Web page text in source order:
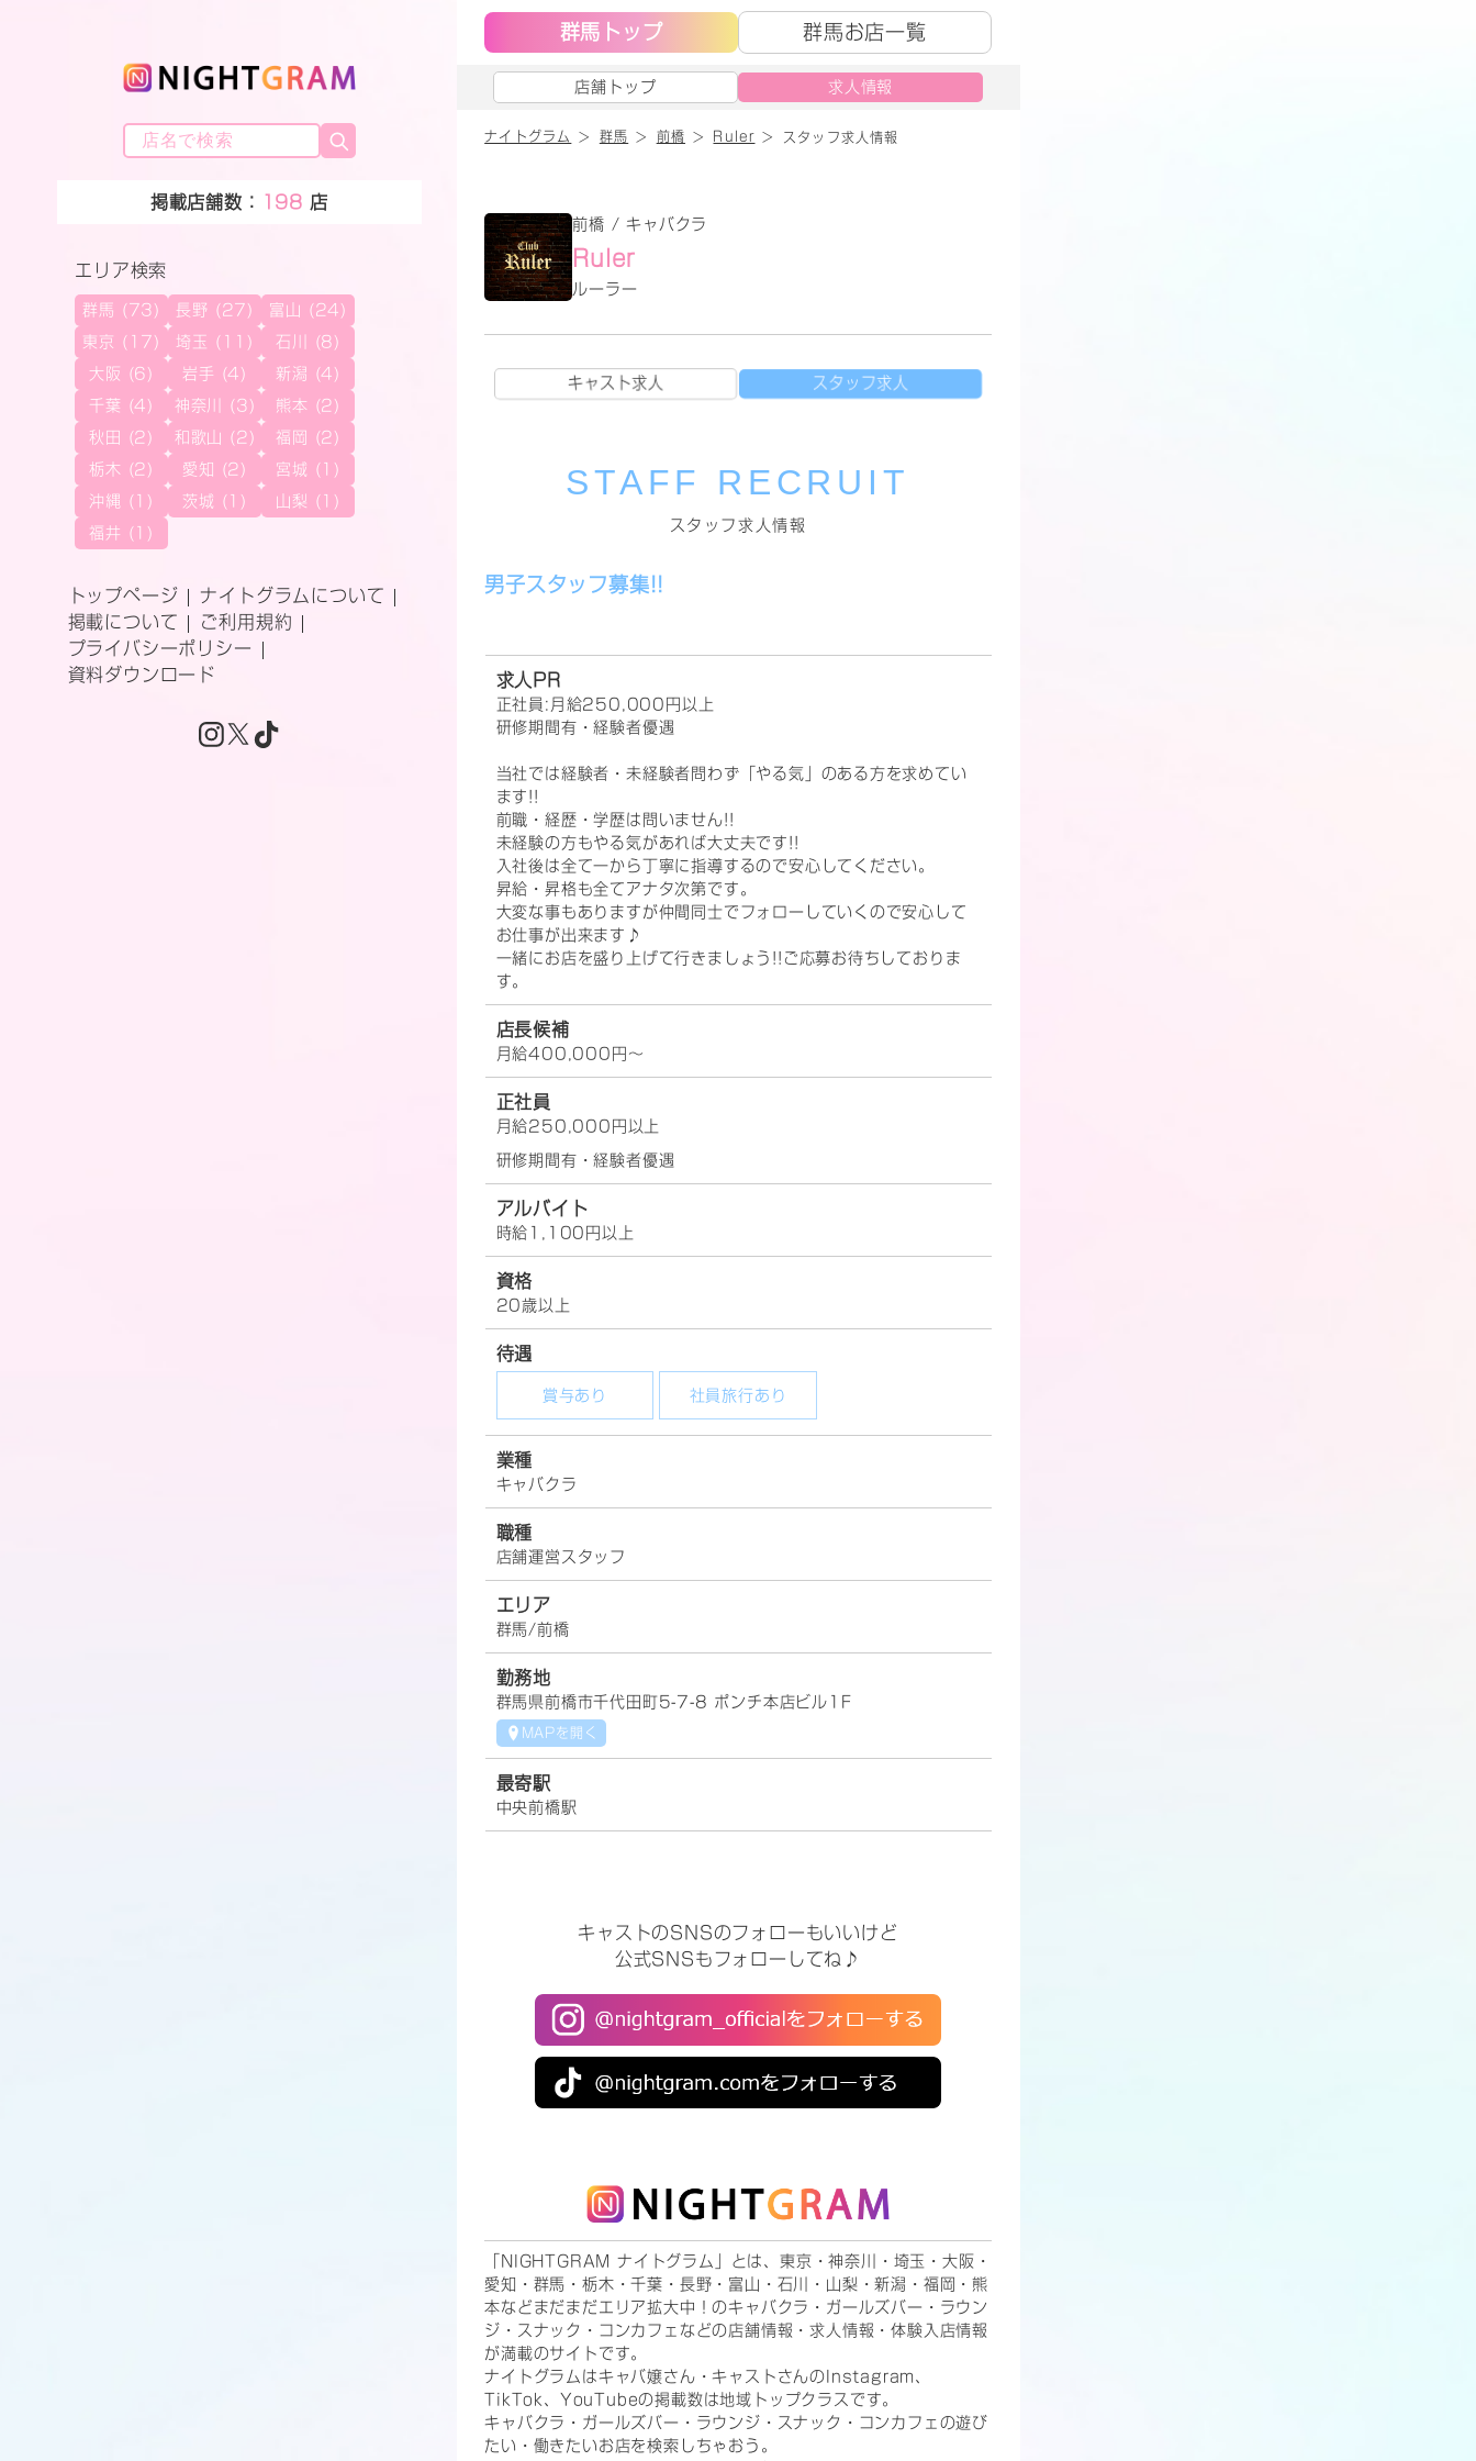
掲載店舗数： 198 店
エリア検索
群馬 (73) 長野 (27) 富山 (24)
東京 (17) 埼玉 (11) 石川 (8)
大阪 (6) 岩手 (4) 新潟 (4)
千葉 (4) 神奈川 (3) 熊本 (2)
秋田 (2) 和歌山 (2) 福岡 (2)
栃木 (2) 愛知 (2) 宮城 (1)
沖縄 (1) 茨城 (1) 山梨 (1)
福井 (1)
トップページ
ナイトグラムについて
掲載について
ご利用規約
プライバシーポリシー
資料ダウンロード
群馬トップ 群馬お店一覧
店舗トップ 求人情報
ナイトグラム 群馬 前橋 Ruler スタッフ求人情報
前橋 / キャバクラ
Ruler
ルーラー
キャスト求人 スタッフ求人
STAFF RECRUIT
スタッフ求人情報
男子スタッフ募集!!
求人PR
正社員:月給250,000円以上
研修期間有・経験者優遇
当社では経験者・未経験者問わず「やる気」のある方を求めてい
ます!!
前職・経歴・学歴は問いません!!
未経験の方もやる気があれば大丈夫です!!
入社後は全て一から丁寧に指導するので安心してください。
昇給・昇格も全てアナタ次第です。
大変な事もありますが仲間同士でフォローしていくので安心して
お仕事が出来ます♪
一緒にお店を盛り上げて行きましょう!!ご応募お待ちしておりま
す。
店長候補
月給400,000円～
正社員
月給250,000円以上
研修期間有・経験者優遇
アルバイト
時給1,100円以上
資格
20歳以上
待遇
賞与あり 社員旅行あり
業種
キャバクラ
職種
店舗運営スタッフ
エリア
群馬/前橋
勤務地
群馬県前橋市千代田町5-7-8 ポンチ本店ビル1F
MAPを開く
最寄駅
中央前橋駅
キャストのSNSのフォローもいいけど
公式SNSもフォローしてね♪
「NIGHTGRAM ナイトグラム」とは、東京・神奈川・埼玉・大阪・
愛知・群馬・栃木・千葉・長野・富山・石川・山梨・新潟・福岡・熊
本などまだまだエリア拡大中！のキャバクラ・ガールズバー・ラウン
ジ・スナック・コンカフェなどの店舗情報・求人情報・体験入店情報
が満載のサイトです。
ナイトグラムはキャバ嬢さん・キャストさんのInstagram、
TikTok、YouTubeの掲載数は地域トップクラスです。
キャバクラ・ガールズバー・ラウンジ・スナック・コンカフェの遊び
たい・働きたいお店を検索しちゃおう。